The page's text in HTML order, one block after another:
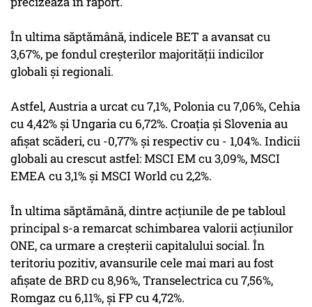
În ultima săptămână, indicele BET a avansat cu
3,67%, pe fondul creşterilor majorităţii indicilor
globali şi regionali.
Astfel, Austria a urcat cu 7,1%, Polonia cu 7,06%, Cehia
cu 4,42% şi Ungaria cu 6,72%. Croaţia şi Slovenia au
afişat scăderi, cu -0,77% şi respectiv cu - 1,04%. Indicii
globali au crescut astfel: MSCI EM cu 3,09%, MSCI
EMEA cu 3,1% şi MSCI World cu 2,2%.
În ultima săptămână, dintre acţiunile de pe tabloul
principal s-a remarcat schimbarea valorii acţiunilor
ONE, ca urmare a creşterii capitalului social. În
teritoriu pozitiv, avansurile cele mai mari au fost
afişate de BRD cu 8,96%, Transelectrica cu 7,56%,
Romgaz cu 6,11%, şi FP cu 4,72%.